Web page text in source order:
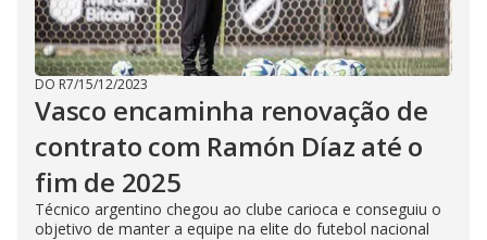
DO R7/15/12/2023
Vasco encaminha renovação de
contrato com Ramón Díaz até o
fim de 2025
Técnico argentino chegou ao clube carioca e conseguiu o
objetivo de manter a equipe na elite do futebol nacional